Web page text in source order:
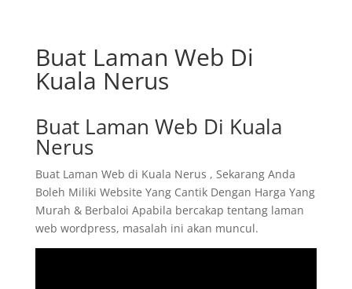
Buat Laman Web Di
Kuala Nerus
Buat Laman Web Di Kuala
Nerus
Buat Laman Web di Kuala Nerus , Sekarang Anda
Boleh Miliki Website Yang Cantik Dengan Harga Yang
Murah & Berbaloi Apabila bercakap tentang laman
web wordpress, masalah ini akan muncul.